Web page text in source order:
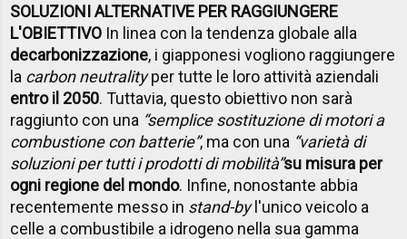
SOLUZIONI ALTERNATIVE PER RAGGIUNGERE
L'OBIETTIVO In linea con la tendenza globale alla
decarbonizzazione, i giapponesi vogliono raggiungere
la carbon neutralityper tutte le loro attività aziendali
entro il 2050. Tuttavia, questo obiettivo non sarà
raggiunto con una “semplice sostituzione di motori a
combustione con batterie”, ma con una “varietà di
soluzioni per tutti i prodotti di mobilità”su misura per
ogni regione del mondo. Infine, nonostante abbia
recentemente messo in stand-by l'unico veicolo a
celle a combustibile a idrogeno nella sua gamma